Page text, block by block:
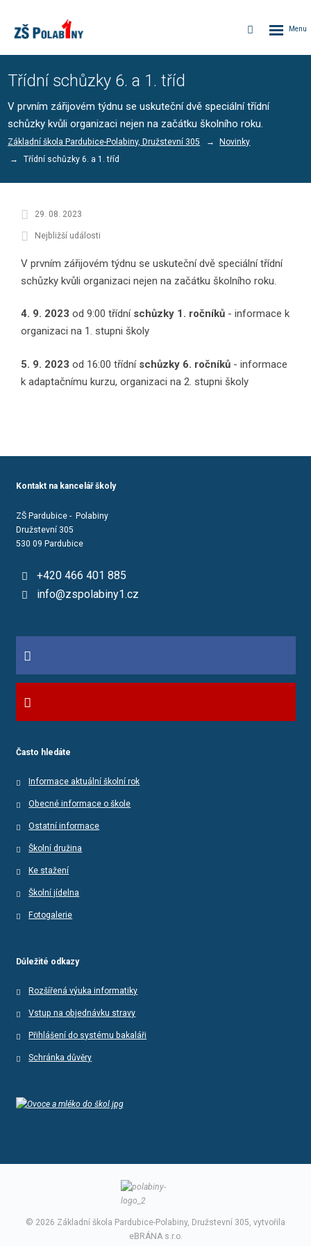
Vyhledávání
Třídní schůzky 6. a 1. tříd
V prvním zářijovém týdnu se uskuteční dvě speciální třídní
schůzky kvůli organizaci nejen na začátku školního roku.
Základní škola Pardubice-Polabiny, Družstevní 305
Novinky
Třídní schůzky 6. a 1. tříd
29. 08. 2023
Nejbližší události
V prvním zářijovém týdnu se uskuteční dvě speciální třídní
schůzky kvůli organizaci nejen na začátku školního roku.
4. 9. 2023 od 9:00 třídní schůzky 1. ročníků - informace k
organizaci na 1. stupni školy
5. 9. 2023 od 16:00 třídní schůzky 6. ročníků - informace
k adaptačnímu kurzu, organizaci na 2. stupni školy
Kontakt na kancelář školy
ZŠ Pardubice - Polabiny
Družstevní 305
530 09 Pardubice
+420 466 401 885
info@zspolabiny1.cz
Často hledáte
Informace aktuální školní rok
Obecné informace o škole
Ostatní informace
Školní družina
Ke stažení
Školní jídelna
Fotogalerie
Důležité odkazy
Rozšířená výuka informatiky
Vstup na objednávku stravy
Přihlášení do systému bakaláři
Schránka důvěry
© 2026 Základní škola Pardubice-Polabiny, Družstevní 305, vytvořila
eBRÁNA s.r.o.